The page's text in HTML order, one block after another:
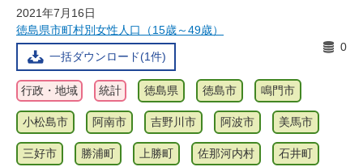
2021年7月16日
徳島県市町村別女性人口（15歳～49歳）
一括ダウンロード(1件)
0
行政・地域 統計 徳島県 徳島市 鳴門市
小松島市 阿南市 吉野川市 阿波市 美馬市
三好市 勝浦町 上勝町 佐那河内村 石井町